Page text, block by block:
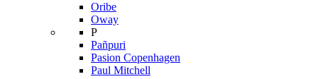
Oribe
Oway
P
Pañpuri
Pasion Copenhagen
Paul Mitchell